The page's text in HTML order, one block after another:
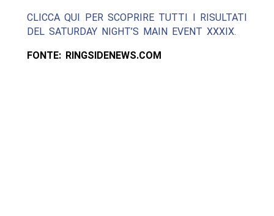
CLICCA QUI PER SCOPRIRE TUTTI I RISULTATI
DEL SATURDAY NIGHT’S MAIN EVENT XXXIX.
FONTE: RINGSIDENEWS.COM